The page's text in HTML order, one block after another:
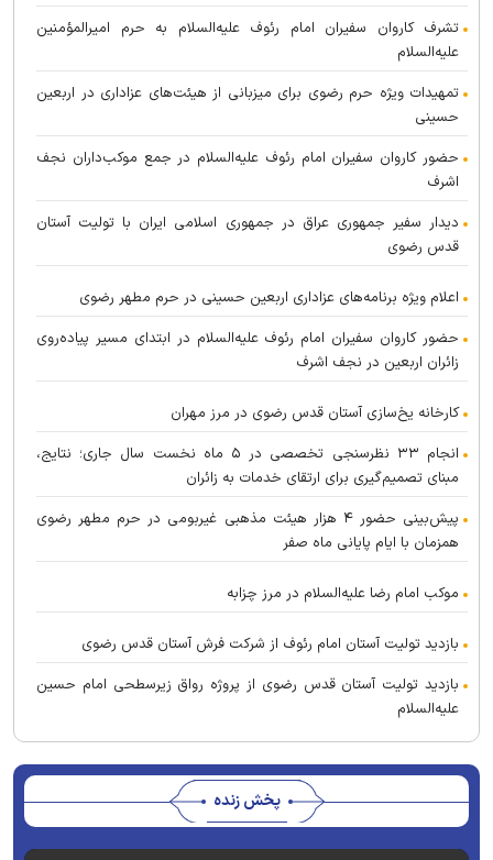
تشرف کاروان سفیران امام رئوف علیه‌السلام به حرم امیرالمؤمنین
علیه‌السلام
تمهیدات ویژه حرم رضوی برای میزبانی از هیئت‌های عزاداری در اربعین
حسینی
حضور کاروان سفیران امام رئوف علیه‌السلام در جمع موکب‌داران نجف
اشرف
دیدار سفیر جمهوری عراق در جمهوری اسلامی ایران با تولیت آستان
قدس رضوی
اعلام ویژه برنامه‌های عزاداری اربعین حسینی در حرم مطهر رضوی
حضور کاروان سفیران امام رئوف علیه‌السلام در ابتدای مسیر پیاده‌روی
زائران اربعین در نجف اشرف
کارخانه یخ‌سازی آستان قدس رضوی در مرز مهران
انجام ۳۳ نظرسنجی تخصصی در ۵ ماه نخست سال جاری؛ نتایج،
مبنای تصمیم‌گیری برای ارتقای خدمات به زائران
پیش‌بینی حضور ۴ هزار هیئت مذهبی غیربومی در حرم مطهر رضوی
همزمان با ایام پایانی ماه صفر
موکب امام رضا علیه‌السلام در مرز چزابه
بازدید تولیت آستان امام رئوف از شرکت فرش آستان قدس رضوی
بازدید تولیت آستان قدس رضوی از پروژه رواق زیرسطحی امام حسین
علیه‌السلام
پخش زنده